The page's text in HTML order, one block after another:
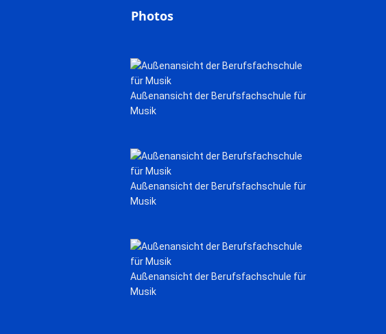
Photos
Außenansicht der Berufsfachschule für
Musik
Außenansicht der Berufsfachschule für
Musik
Außenansicht der Berufsfachschule für
Musik